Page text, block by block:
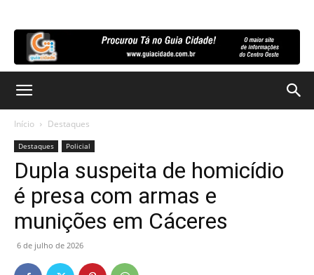
Início Destaques
Destaques Policial
Dupla suspeita de homicídio
é presa com armas e
munições em Cáceres
6 de julho de 2026